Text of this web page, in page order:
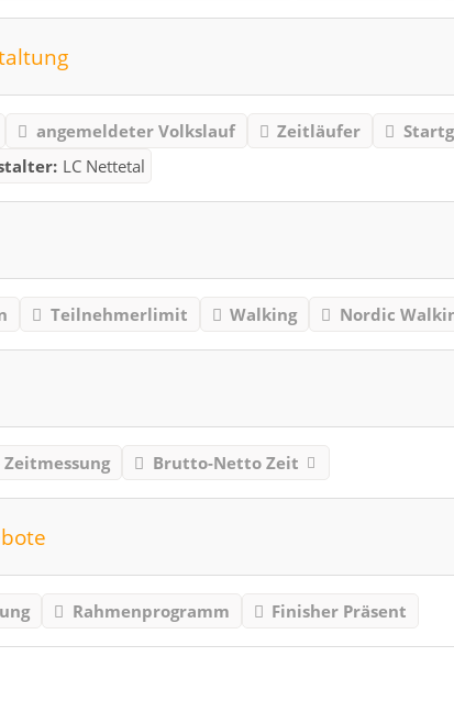
angemeldeter Volkslauf Zeitläufer
LC Nettetal
Teilnehmerlimit Walking Nordic
Brutto-Netto Zeit
Rahmenprogramm Finisher Präsent